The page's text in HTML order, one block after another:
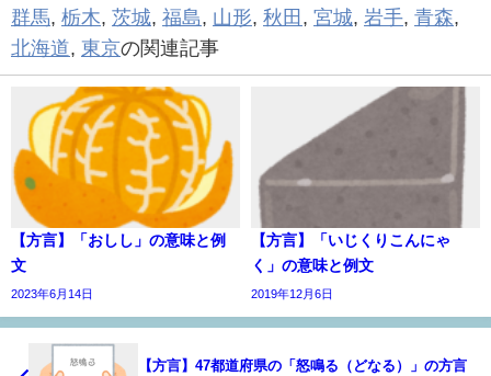
群馬, 栃木, 茨城, 福島, 山形, 秋田 , 宮城, 岩手, 青森,
北海道, 東京の関連記事
【方言】「おしし」の意味と例
文
2023年6月14日
【方言】「いじくりこんにゃ
く」の意味と例文
2019年12月6日
【方言】47都道府県の「怒鳴る（どなる）」の方言